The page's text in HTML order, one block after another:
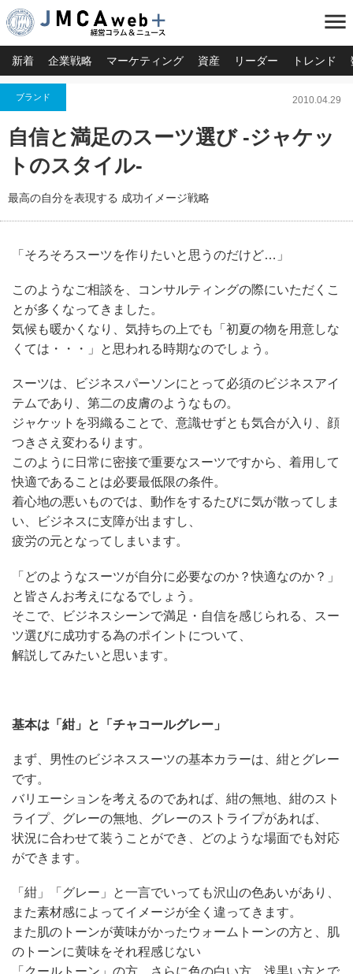
menu
新着 企業戦略 マーケティング 資産 リーダー トレンド
ブランド 2010.04.29
自信と満足のスーツ選び -ジャケッ
トのスタイル-
最高の自分を表現する 成功イメージ戦略
「そろそろスーツを作りたいと思うのだけど…」
このようなご相談を、コンサルティングの際にいただくこ
とが多くなってきました。
気候も暖かくなり、気持ちの上でも「初夏の物を用意しな
くては・・・」と思われる時期なのでしょう。
スーツは、ビジネスパーソンにとって必須のビジネスアイ
テムであり、第二の皮膚のようなもの。
ジャケットを羽織ることで、意識せずとも気合が入り、顔
つきさえ変わるります。
このように日常に密接で重要なスーツですから、着用して
快適であることは必要最低限の条件。
着心地の悪いものでは、動作をするたびに気が散ってしま
い、ビジネスに支障が出ますし、
疲労の元となってしまいます。
「どのようなスーツが自分に必要なのか？快適なのか？」
と皆さんお考えになるでしょう。
そこで、ビジネスシーンで満足・自信を感じられる、スー
ツ選びに成功する為のポイントについて、
解説してみたいと思います。
基本は「紺」と「チャコールグレー」
まず、男性のビジネススーツの基本カラーは、紺とグレー
です。
バリエーションを考えるのであれば、紺の無地、紺のスト
ライプ、グレーの無地、グレーのストライプがあれば、
状況に合わせて装うことができ、どのような場面でも対応
ができます。
「紺」「グレー」と一言でいっても沢山の色あいがあり、
また素材感によってイメージが全く違ってきます。
また肌のトーンが黄味がかったウォームトーンの方と、肌
のトーンに黄味をそれ程感じない